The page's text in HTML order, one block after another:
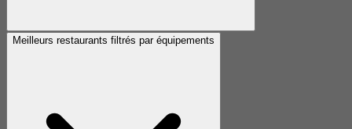
Meilleurs restaurants filtrés par équipements